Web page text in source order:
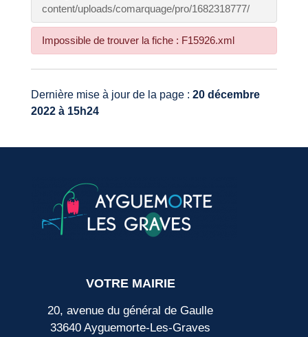
content/uploads/comarquage/pro/1682318777/
Impossible de trouver la fiche : F15926.xml
Dernière mise à jour de la page : 20 décembre
2022 à 15h24
VOTRE MAIRIE
20, avenue du général de Gaulle
33640 Ayguemorte-Les-Graves